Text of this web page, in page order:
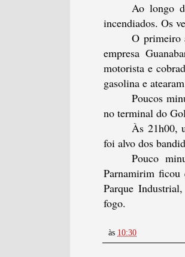
Ao longo
incendiados. Os
O primeiro
empresa
motorista e
gasolina e
Poucos
no terminal do
Às 21h00,
foi alvo dos
Pouco
Parnamirim ficou
Parque
fogo.
às 10:30